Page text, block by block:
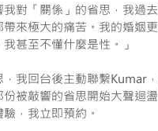
我對「關係」的省思，我過
帶來極大的痛苦。我的婚姻
甚至不懂什麼是性。」
，我回台後主動聯繫Kumar
份被敲響的省思開始大聲迴
，我立即預約。